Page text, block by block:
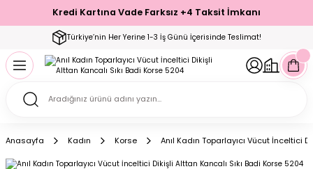
Kredi Kartına Vade Farksız +4 Taksit İmkanı
Türkiye’nin Her Yerine 1-3 İş Günü İçerisinde Teslimat!
Geri Dön
Geri Dön
Geri Dön
Geri Dön
Geri Dön
Geri Dön
Geri Dön
Çorap
Geri Dön
Geri Dön
Anasayfa Kadın Korse Anıl Kadın Toparlayıcı Vücut İnceltici